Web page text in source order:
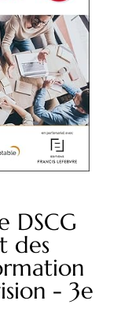
DSCG
des
- 3e